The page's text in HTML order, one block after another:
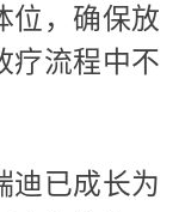
位，确保放
疗流程中不
迪已成长为